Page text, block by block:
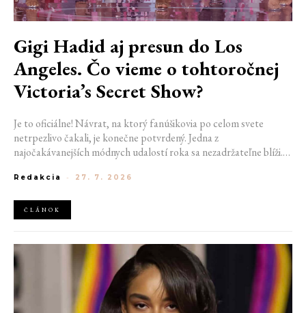
Gigi Hadid aj presun do Los
Angeles. Čo vieme o tohtoročnej
Victoria’s Secret Show?
Je to oficiálne! Návrat, na ktorý fanúšikovia po celom svete
netrpezlivo čakali, je konečne potvrdený. Jedna z
najočakávanejších módnych udalostí roka sa nezadržateľne blíži.
veľké novinky. Organizátori už prezradili miesto konania
prejde po ikonickom móle.
Redakcia - 27. 7. 2026
ČLÁNOK